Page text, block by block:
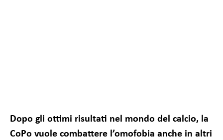
Dopo gli ottimi risultati nel mondo del calcio, la
CoPo vuole combattere l’omofobia anche in altri